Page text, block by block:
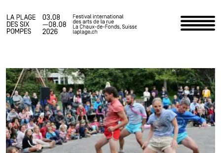
Accueil
Programme
Infos pratiques
Actualités